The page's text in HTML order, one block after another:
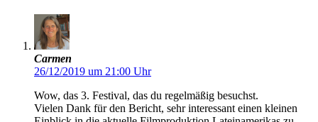
Carmen
26/12/2019 um 21:00 Uhr
Wow, das 3. Festival, das du regelmäßig besuchst.
Vielen Dank für den Bericht, sehr interessant einen kleinen